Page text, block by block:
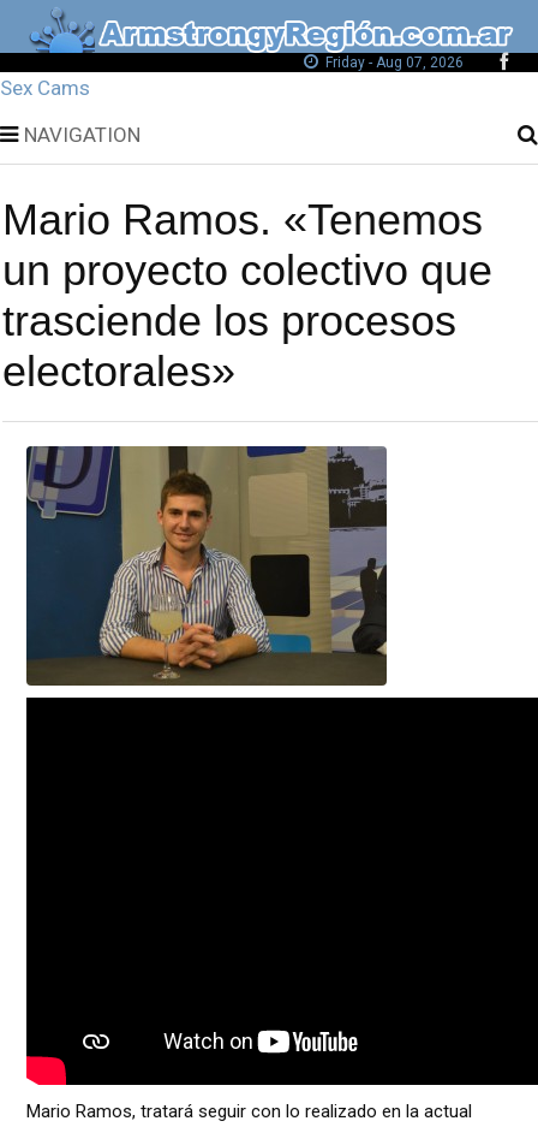
Friday - Aug 07, 2026
Sex Cams
NAVIGATION
Mario Ramos. «Tenemos
un proyecto colectivo que
trasciende los procesos
electorales»
Mario Ramos, tratará seguir con lo realizado en la actual